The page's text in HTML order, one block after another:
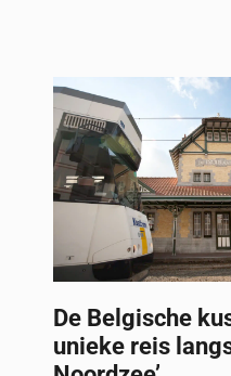
De Belgische
unieke reis